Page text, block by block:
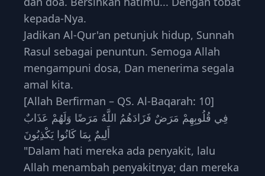
kepada-Nya.
Jadikan Al-Qur'an petunjuk hidup, Sunnah
Rasul sebagai penuntun. Semoga Allah
mengampuni dosa, Dan menerima segala
amal kita.
[Allah Berfirman – QS. Al-Baqarah: 10]
فِي قُلُوبِهِمْ مَرَضٌ فَزَادَهُمُ اللَّهُ مَرَضًا وَلَهُمْ عَذَابٌ
أَلِيمٌ بِمَا كَانُوا يَكْذِبُونَ
"Dalam hati mereka ada penyakit, lalu
Allah menambah penyakitnya; dan mereka